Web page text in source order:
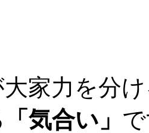
家力を分
「気合い」